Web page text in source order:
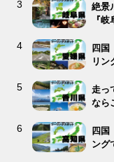
絶景
『
四国
リ
走っ
なら
四国
ング